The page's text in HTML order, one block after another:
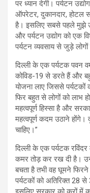
पर ध्यान देगी। पर्यटन
ऑपरेटर, दुकानदार, होटल
है। इसलिए सबसे पहले मुझे
और पर्यटन उद्योग को एक
पर्यटन व्यवसाय से जुड़े
दिल्ली के एक पर्यटक पवन
कोविड-19 से डरते हैं और
योजना लाए जिससे पर्यटकों
फिर बहुत से लोगों को लाभ
महत्वपूर्ण हिस्सा है और
महत्वपूर्ण कदम उठाने होंगे।
चाहिए।”
दिल्ली के एक पर्यटक
कमर तोड़ कर रख दी है।
बचता है तभी वह घूमने
पर्यटकों को अतिरिक्त 28